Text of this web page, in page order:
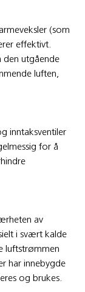
(som
effektivt.
den utgående
luften,
inntaksventiler
for å
av
i svært kalde
luftstrømmen
har innebygde
og brukes.